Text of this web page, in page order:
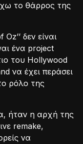
το θάρρος της
δεν είναι
ένα project
του Hollywood
να έχει περάσει
ρόλο της
ήταν η αρχή της
remake,
να